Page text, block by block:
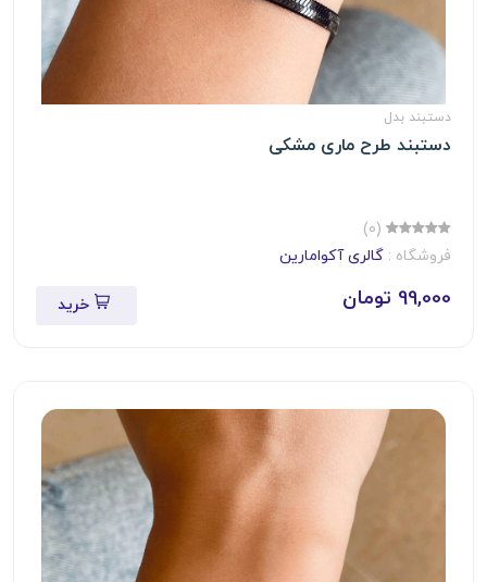
دستبند بدل
دستبند طرح ماری مشکی
(0)
فروشگاه : گالری آکوامارین
99,000 تومان خرید